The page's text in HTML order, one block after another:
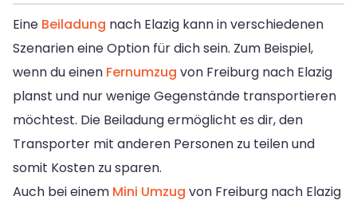
Eine Beiladung nach Elazig kann in verschiedenen
Szenarien eine Option für dich sein. Zum Beispiel,
wenn du einen Fernumzug von Freiburg nach Elazig
planst und nur wenige Gegenstände transportieren
möchtest. Die Beiladung ermöglicht es dir, den
Transporter mit anderen Personen zu teilen und
somit Kosten zu sparen.
Auch bei einem Mini Umzug von Freiburg nach Elazig